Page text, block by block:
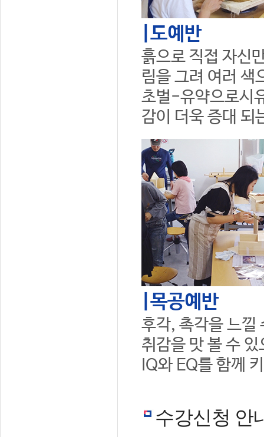
|도예반
흙으로 직접 자신
림을 그려 여러 색
초벌-유약으로시
감이 더욱 증대 되
|목공예반
후각, 촉각을 느낄
취감을 맛 볼 수 있
IQ와 EQ를 함께
수강신청 안